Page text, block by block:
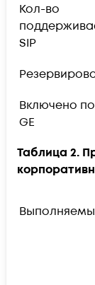
Кол-во
SIP
Включено
GE
Таблица 2.